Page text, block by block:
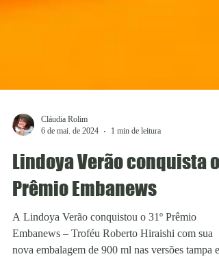
Cláudia Rolim
6 de mai. de 2024
1 min de leitura
Lindoya Verão conquista o
Prêmio Embanews